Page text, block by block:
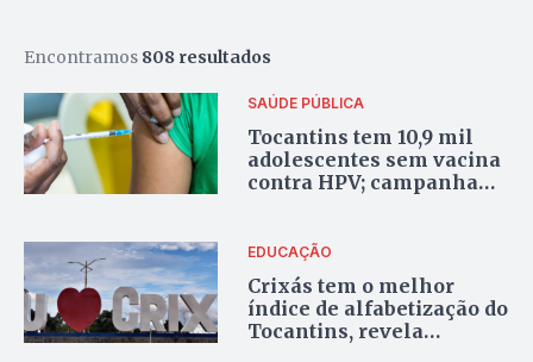
Encontramos 808 resultados
SAÚDE PÚBLICA
Tocantins tem 10,9 mil
adolescentes sem vacina
contra HPV; campanha
EDUCAÇÃO
Crixás tem o melhor
índice de alfabetização do
Tocantins, revela